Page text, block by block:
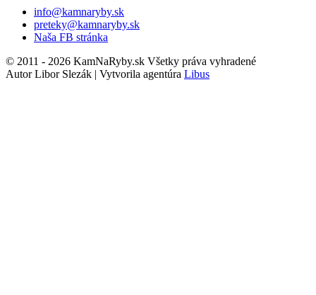
info@kamnaryby.sk
preteky@kamnaryby.sk
Naša FB stránka
© 2011 - 2026 KamNaRyby.sk Všetky práva vyhradené
Autor Libor Slezák | Vytvorila agentúra Libus